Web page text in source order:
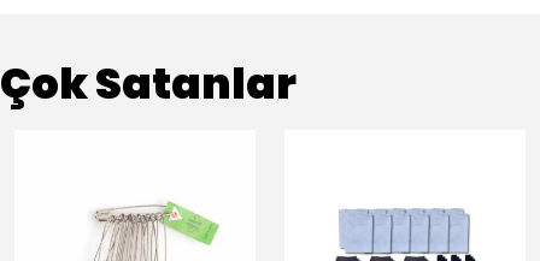
Çok Satanlar